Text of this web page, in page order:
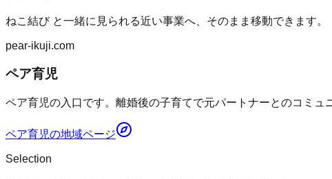
ねこ結びと一緒に見られる近い事業へ、そのまま移動できます。
pear-ikuji.com
ペア育児
ペア育児の入口です。離婚後の子育てで元パートナーとのコミ
ペア育児の地域ページ
Selection